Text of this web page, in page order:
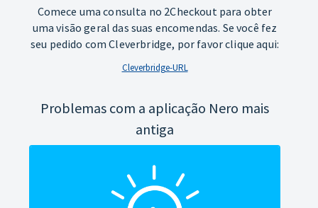
Comece uma consulta no 2Checkout para obter
uma visão geral das suas encomendas. Se você fez
seu pedido com Cleverbridge, por favor clique aqui:
Cleverbridge-URL
Problemas com a aplicação Nero mais
antiga